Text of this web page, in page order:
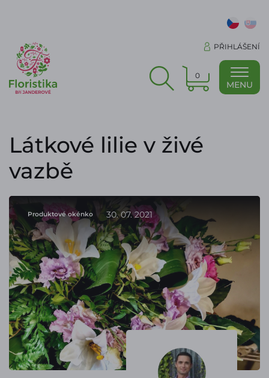
PŘIHLÁŠENÍ
0
MENU
Látkové lilie v živé
vazbě
Produktové okénko 30. 07. 2021